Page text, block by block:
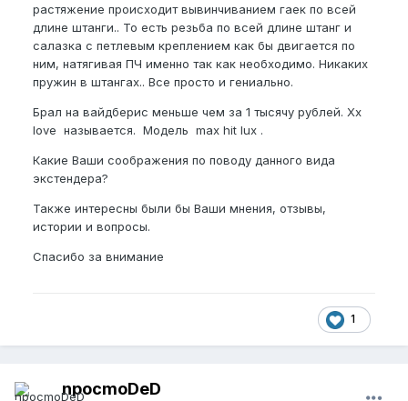
растяжение происходит вывинчиванием гаек по всей
длине штанги.. То есть резьба по всей длине штанг и
салазка с петлевым креплением как бы двигается по
ним, натягивая ПЧ именно так как необходимо. Никаких
пружин в штангах.. Все просто и гениально.
Брал на вайдберис меньше чем за 1 тысячу рублей. Xx
love называется. Модель max hit lux .
Какие Ваши соображения по поводу данного вида
экстендера?
Также интересны были бы Ваши мнения, отзывы,
истории и вопросы.
Спасибо за внимание
1
npocmoDeD